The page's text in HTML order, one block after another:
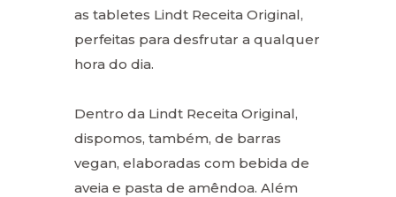
as tabletes Lindt Receita Original,
perfeitas para desfrutar a qualquer
hora do dia.
Dentro da Lindt Receita Original,
dispomos, também, de barras
vegan, elaboradas com bebida de
aveia e pasta de amêndoa. Além